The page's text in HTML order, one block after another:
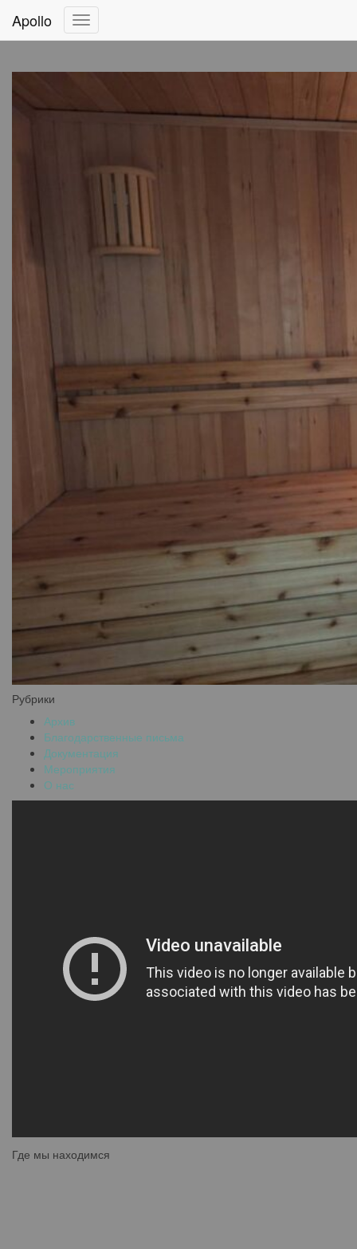
Apollo
Переключить
Рубрики
Архив
Благодарственные письма
Документация
Мероприятия
О нас
Где мы находимся